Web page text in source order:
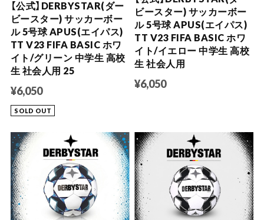
【公式】DERBYSTAR(ダー
ビースター) サッカーボー
ル 5号球 APUS(エイパス)
TT V23 FIFA BASIC ホワ
イト/グリーン 中学生 高校
生 社会人用 25
¥6,050
SOLD OUT
ビースター) サッカーボー
ル 5号球 APUS(エイパス)
TT V23 FIFA BASIC ホワ
イト/イエロー 中学生 高校
生 社会人用
¥6,050